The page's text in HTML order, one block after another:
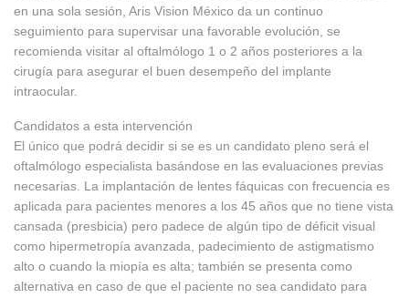
en una sola sesión, Aris Vision México da un continuo
seguimiento para supervisar una favorable evolución, se
recomienda visitar al oftalmólogo 1 o 2 años posteriores a la
cirugía para asegurar el buen desempeño del implante
intraocular.
Candidatos a esta intervención
El único que podrá decidir si se es un candidato pleno será el
oftalmólogo especialista basándose en las evaluaciones previas
necesarias. La implantación de lentes fáquicas con frecuencia es
aplicada para pacientes menores a los 45 años que no tiene vista
cansada (presbicia) pero padece de algún tipo de déficit visual
como hipermetropía avanzada, padecimiento de astigmatismo
alto o cuando la miopía es alta; también se presenta como
alternativa en caso de que el paciente no sea candidato para